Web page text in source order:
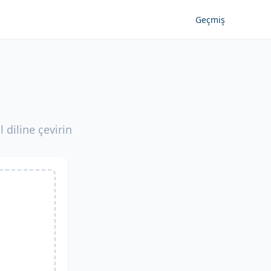
Geçmiş
diline çevirin